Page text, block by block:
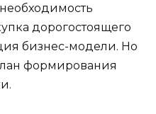
дорогостоящего
бизнес-модели. Но
формирования